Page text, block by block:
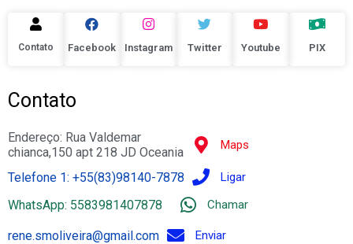
Contato Facebook Instagram Twitter Youtube PIX
Contato
Endereço: Rua Valdemar
chianca,150 apt 218 JD Oceania
Maps
Telefone 1: +55(83)98140-7878 Ligar
WhatsApp: 5583981407878 Chamar
rene.smoliveira@gmail.com Enviar